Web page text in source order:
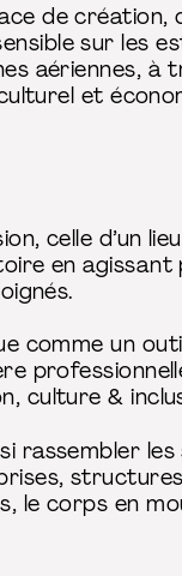
de création,
sur les
aériennes,
et
celle d’un
en
comme un
culture &
rassembler
structures
le corps en